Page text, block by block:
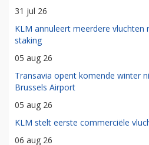
31 jul 26
KLM annuleert meerdere vluchten
staking
05 aug 26
Transavia opent komende winter
Brussels Airport
05 aug 26
KLM stelt eerste commerciële
06 aug 26